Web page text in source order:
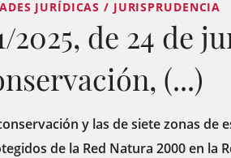
JURÍDICAS / JURISPRUDENCIA
2025, de 24 de
(...)
y las de siete zonas
de la Red Natura 2000 en la